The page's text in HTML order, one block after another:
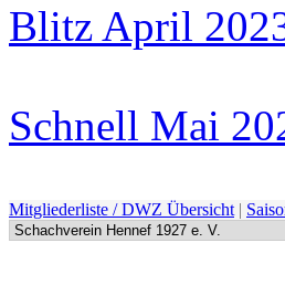
Blitz April
Schnell Mai
Mitgliederliste / DWZ Übersicht |